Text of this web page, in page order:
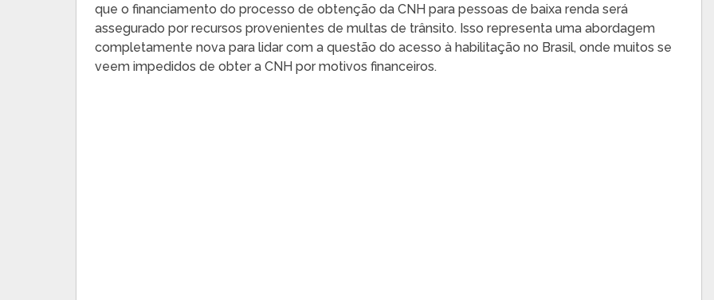
que o financiamento do processo de obtenção da CNH para pessoas de baixa renda será
assegurado por recursos provenientes de multas de trânsito. Isso representa uma abordagem
completamente nova para lidar com a questão do acesso à habilitação no Brasil, onde muitos se
veem impedidos de obter a CNH por motivos financeiros.